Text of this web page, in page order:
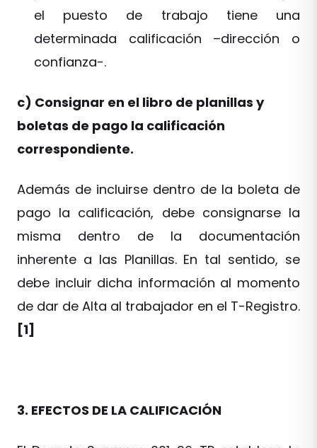
el puesto de trabajo tiene una
determinada calificación –dirección o
confianza-.
c) Consignar en el libro de planillas y
boletas de pago la calificación
correspondiente.
Además de incluirse dentro de la boleta de
pago la calificación, debe consignarse la
misma dentro de la documentación
inherente a las Planillas. En tal sentido, se
debe incluir dicha información al momento
de dar de Alta al trabajador en el T-Registro.
[1]
3. EFECTOS DE LA CALIFICACIÓN